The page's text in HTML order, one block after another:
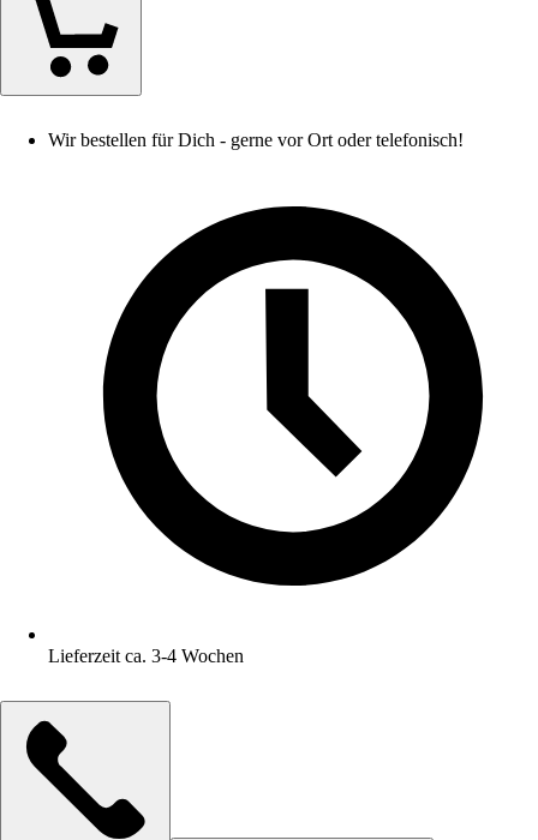
Wir bestellen für Dich - gerne vor Ort oder telefonisch!
Lieferzeit ca. 3-4 Wochen